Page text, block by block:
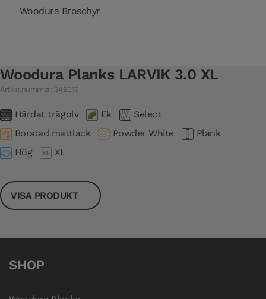
Woodura Broschyr
Woodura Planks LARVIK 3.0 XL
Artikelnummer: 346017
Härdat trägolv Ek
Select
Borstad mattlack
Powder White
Plank
Hög
XL
VISA PRODUKT
SHOP